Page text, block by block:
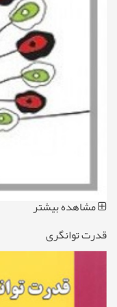
مشاهده بیشتر
قدرت توانگری